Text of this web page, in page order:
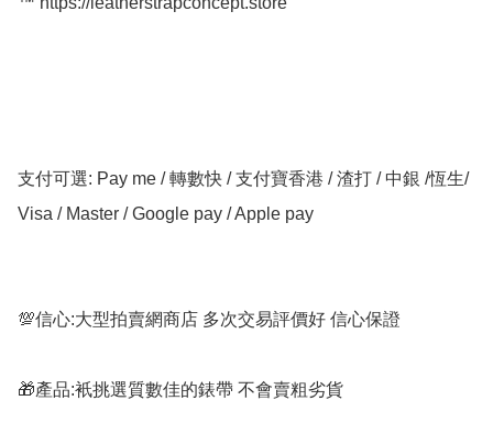
支付可選: Pay me / 轉數快 / 支付寶香港 / 渣打 / 中銀 /恆生/
Visa / Master / Google pay / Apple pay
💯信心:大型拍賣網商店 多次交易評價好 信心保證
🎁產品:衹挑選質數佳的錶帶 不會賣粗劣貨